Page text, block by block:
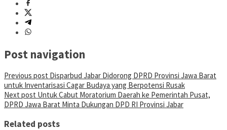
Post navigation
Previous post Disparbud Jabar Didorong DPRD Provinsi Jawa Barat
untuk Inventarisasi Cagar Budaya yang Berpotensi Rusak
Next post Untuk Cabut Moratorium Daerah ke Pemerintah Pusat,
DPRD Jawa Barat Minta Dukungan DPD RI Provinsi Jabar
Related posts